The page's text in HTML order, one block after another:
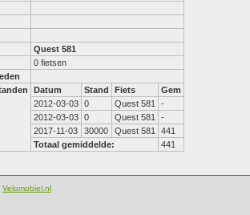
Quest 581
0 fietsen
Datum Stand Fiets
Gem
2012-03-03 0 Quest 581
-
2012-03-03 0 Quest 581
-
2017-11-03
30000 Quest 581
441
Totaal gemiddelde:
441
Velomobiel.nl